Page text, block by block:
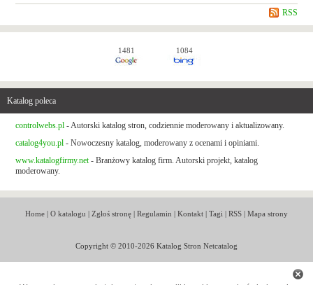
RSS
1481 1084
Katalog poleca
controlwebs.pl - Autorski katalog stron, codziennie moderowany i aktualizowany.
catalog4you.pl - Nowoczesny katalog, moderowany z ocenami i opiniami.
www.katalogfirmy.net - Branżowy katalog firm. Autorski projekt, katalog
moderowany.
Home| O katalogu | Zgłoś stronę| Regulamin | Kontakt| Tagi | RSS| Mapa strony
Copyright © 2010-2026 Katalog Stron Netcatalog